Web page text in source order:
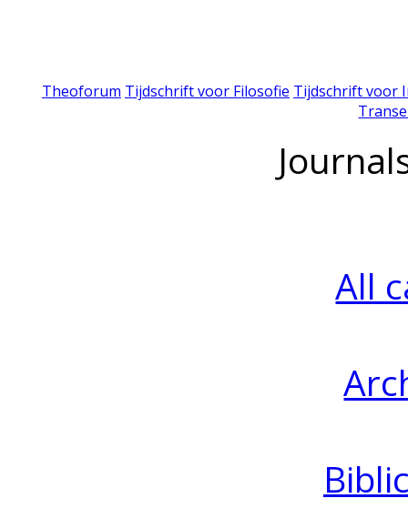
Theoforum Tijdschrift voor Filosofie Tijdschrift voor
All